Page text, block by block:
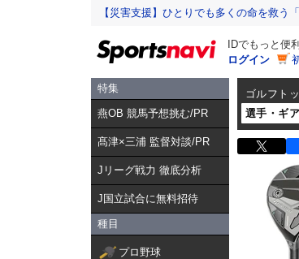
【災害支援】ひとりでも多くの命を救う
IDでもっと便
ログイン
特集
燕OB 競馬予想挑む/PR
髙津×三浦 監督対談/PR
Jリーグ戦力 徹底分析
J国立試合に無料招待
種目
プロ野球
ゴルフト
選手・ギ